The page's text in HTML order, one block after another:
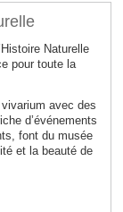
Naturelle
pour toute la
avec des
d’événements
font du musée
et la beauté de